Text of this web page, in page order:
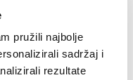
pružili najbolje
sadržaj i
rezultate
samo s psihičkim
razlozi njihove